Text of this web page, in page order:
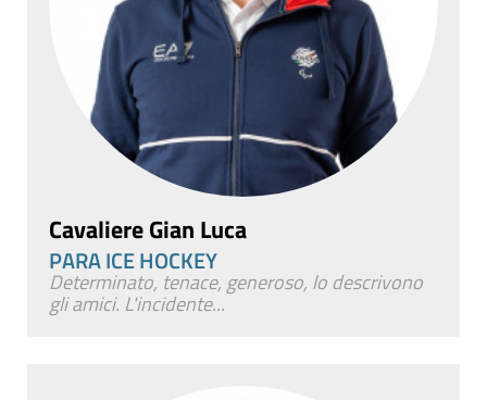
Cavaliere Gian Luca
PARA ICE HOCKEY
Determinato, tenace, generoso, lo descrivono
gli amici. L'incidente...